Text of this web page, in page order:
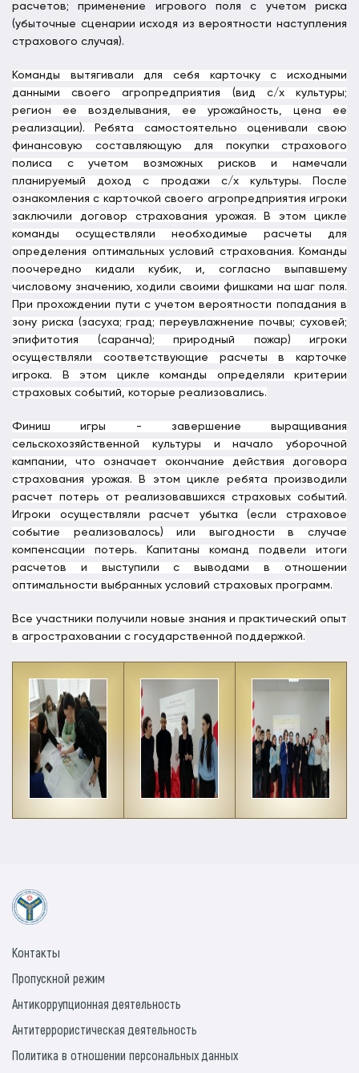
расчетов; применение игрового поля с учетом риска
(убыточные сценарии исходя из вероятности наступления
страхового случая).
Команды вытягивали для себя карточку с исходными
данными своего агропредприятия (вид с/х культуры;
регион ее возделывания, ее урожайность, цена ее
реализации). Ребята самостоятельно оценивали свою
финансовую составляющую для покупки страхового
полиса с учетом возможных рисков и намечали
планируемый доход с продажи с/х культуры. После
ознакомления с карточкой своего агропредприятия игроки
заключили договор страхования урожая. В этом цикле
команды осуществляли необходимые расчеты для
определения оптимальных условий страхования. Команды
поочередно кидали кубик, и, согласно выпавшему
числовому значению, ходили своими фишками на шаг поля.
При прохождении пути с учетом вероятности попадания в
зону риска (засуха; град; переувлажнение почвы; суховей;
эпифитотия (саранча); природный пожар) игроки
осуществляли соответствующие расчеты в карточке
игрока. В этом цикле команды определяли критерии
страховых событий, которые реализовались.
Финиш игры - завершение выращивания
сельскохозяйственной культуры и начало уборочной
кампании, что означает окончание действия договора
страхования урожая. В этом цикле ребята производили
расчет потерь от реализовавшихся страховых событий.
Игроки осуществляли расчет убытка (если страховое
событие реализовалось) или выгодности в случае
компенсации потерь. Капитаны команд подвели итоги
расчетов и выступили с выводами в отношении
оптимальности выбранных условий страховых программ.
Все участники получили новые знания и практический опыт
в агростраховании с государственной поддержкой.
Контакты
Пропускной режим
Антикоррупционная деятельность
Антитеррористическая деятельность
Политика в отношении персональных данных